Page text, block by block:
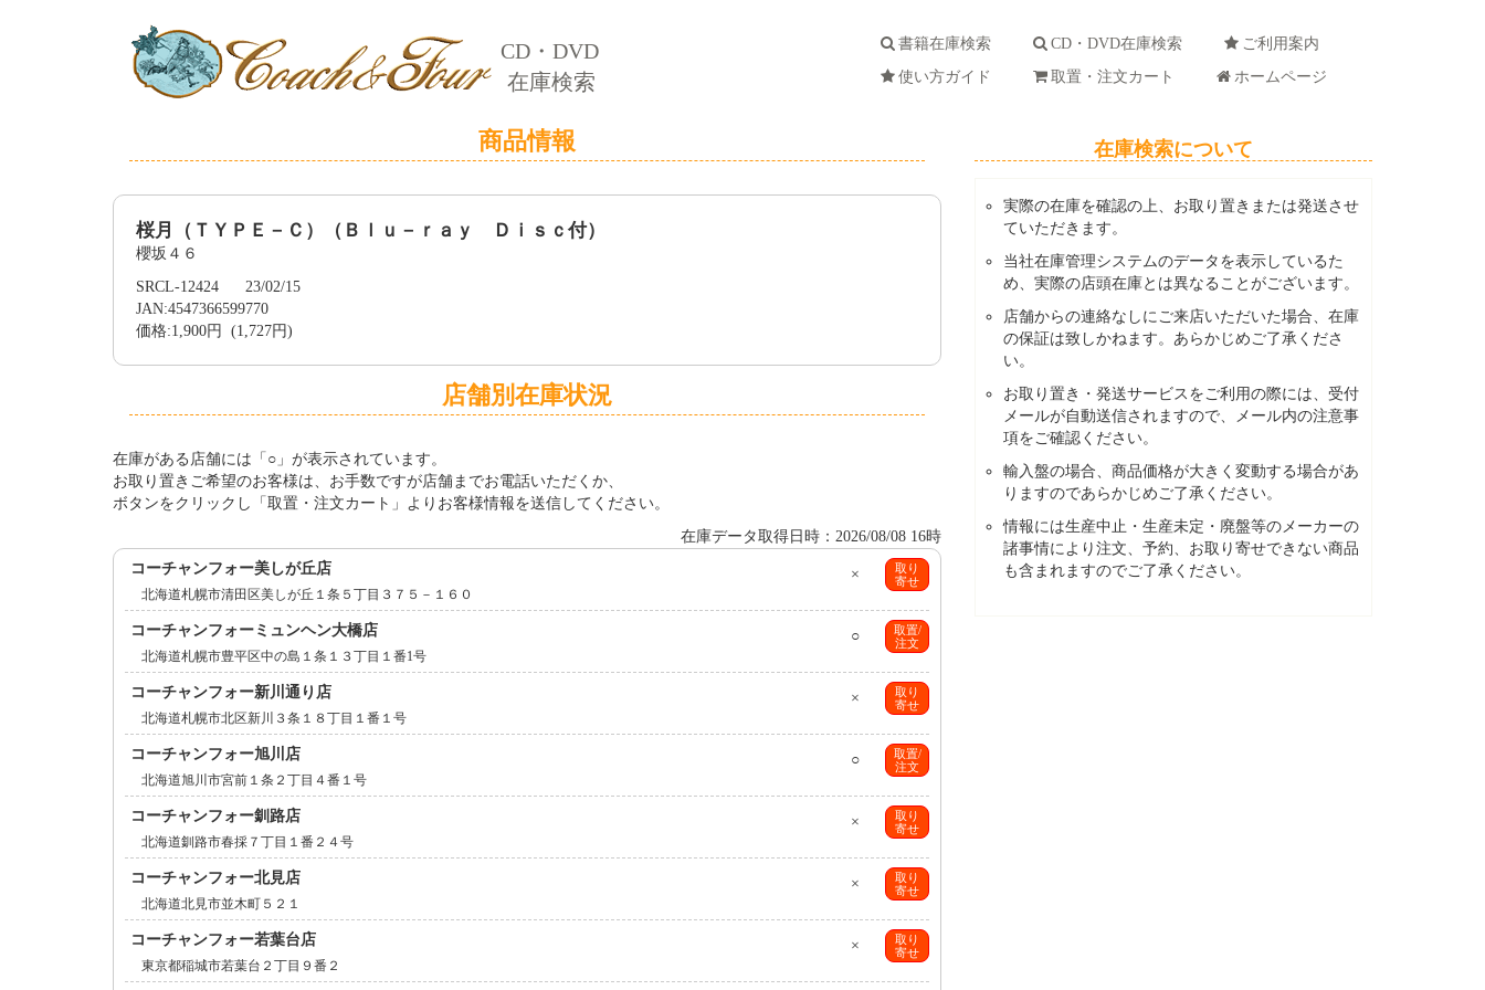
CD・DVD
在庫検索
書籍在庫検索 CD・DVD在庫検索
ご利用案内
使い方ガイド
取置・注文カート ホームページ
商品情報
桜月（ＴＹＰＥ－Ｃ）（Ｂｌｕ－ｒａｙ Ｄｉｓｃ付）
櫻坂４６
SRCL-12424 23/02/15
JAN:4547366599770
価格:1,900円 (1,727円)
店舗別在庫状況
在庫がある店舗には「○」が表示されています。
お取り置きご希望のお客様は、お手数ですが店舗までお電話いただくか、
ボタンをクリックし「取置・注文カート」よりお客様情報を送信してください。
在庫データ取得日時：2026/08/08 16時
取り
寄せ
×
コーチャンフォー美しが丘店
北海道札幌市清田区美しが丘１条５丁目３７５－１６０
取置/
注文
○
コーチャンフォーミュンヘン大橋店
北海道札幌市豊平区中の島１条１３丁目１番1号
取り
寄せ
×
コーチャンフォー新川通り店
北海道札幌市北区新川３条１８丁目１番１号
取置/
注文
○
コーチャンフォー旭川店
北海道旭川市宮前１条２丁目４番１号
取り
寄せ
×
コーチャンフォー釧路店
北海道釧路市春採７丁目１番２４号
取り
寄せ
×
コーチャンフォー北見店
北海道北見市並木町５２１
取り
寄せ
×
コーチャンフォー若葉台店
東京都稲城市若葉台２丁目９番２
在庫検索について
実際の在庫を確認の上、お取り置きまたは発送させ
ていただきます。
当社在庫管理システムのデータを表示しているた
め、実際の店頭在庫とは異なることがございます。
店舗からの連絡なしにご来店いただいた場合、在庫
の保証は致しかねます。あらかじめご了承くださ
い。
お取り置き・発送サービスをご利用の際には、受付
メールが自動送信されますので、メール内の注意事
項をご確認ください。
輸入盤の場合、商品価格が大きく変動する場合があ
りますのであらかじめご了承ください。
情報には生産中止・生産未定・廃盤等のメーカーの
諸事情により注文、予約、お取り寄せできない商品
も含まれますのでご了承ください。